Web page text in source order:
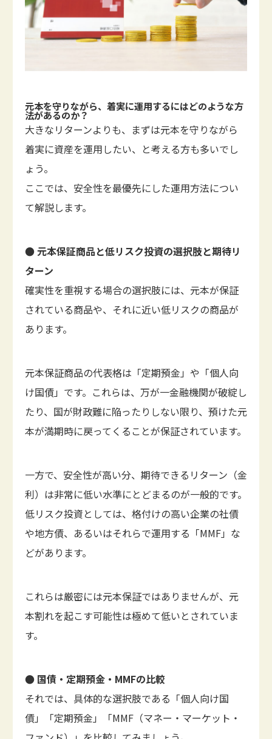
元本を守りながら、着実に運用するにはどのような方
法があるのか？
大きなリターンよりも、まずは元本を守りながら
着実に資産を運用したい、と考える方も多いでし
ょう。
ここでは、安全性を最優先にした運用方法につい
て解説します。
● 元本保証商品と低リスク投資の選択肢と期待リ
ターン
確実性を重視する場合の選択肢には、元本が保証
されている商品や、それに近い低リスクの商品が
あります。
元本保証商品の代表格は「定期預金」や「個人向
け国債」です。これらは、万が一金融機関が破綻し
たり、国が財政難に陥ったりしない限り、預けた元
本が満期時に戻ってくることが保証されています。
一方で、安全性が高い分、期待できるリターン（金
利）は非常に低い水準にとどまるのが一般的です。
低リスク投資としては、格付けの高い企業の社債
や地方債、あるいはそれらで運用する「MMF」な
どがあります。
これらは厳密には元本保証ではありませんが、元
本割れを起こす可能性は極めて低いとされていま
す。
● 国債・定期預金・MMFの比較
それでは、具体的な選択肢である「個人向け国
債」「定期預金」「MMF（マネー・マーケット・